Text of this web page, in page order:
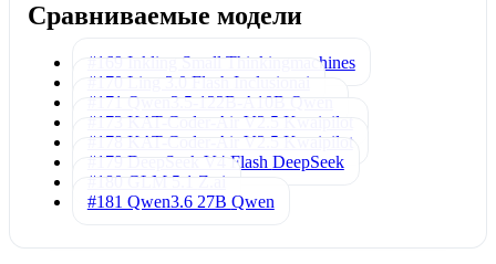
Сравниваемые модели
#169 Inkling Small Thinkingmachines
#170 Ling 3.0 Flash Inclusionai
#171 Qwen3.5-122B-A10B Qwen
#173 KAT-Coder-Air V2.5 Kwaipilot
#178 KAT-Coder-Air V2.5 Kwaipilot
#179 DeepSeek V4 Flash DeepSeek
#180 GLM 5.1 Z.ai
#181 Qwen3.6 27B Qwen